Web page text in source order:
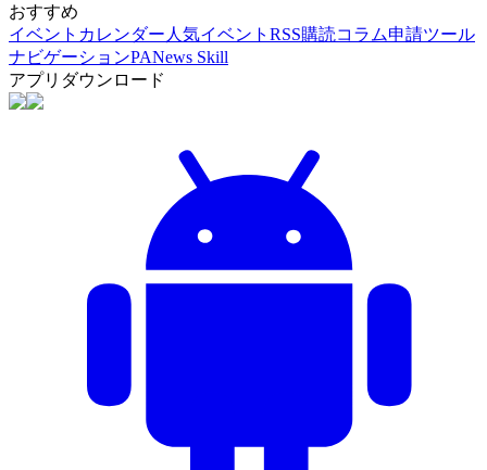
おすすめ
イベントカレンダー 人気イベント RSS購読コラム申請ツール
ナビゲーションPANews Skill
アプリダウンロード